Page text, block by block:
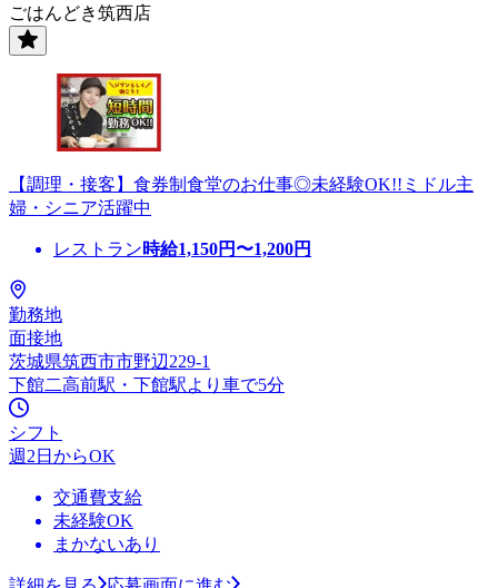
ごはんどき筑西店
【調理・接客】食券制食堂のお仕事◎未経験OK!!ミドル主
婦・シニア活躍中
レストラン時給1,150円〜1,200円
勤務地
面接地
茨城県筑西市市野辺229-1
下館二高前駅・下館駅より車で5分
シフト
週2日からOK
交通費支給
未経験OK
まかないあり